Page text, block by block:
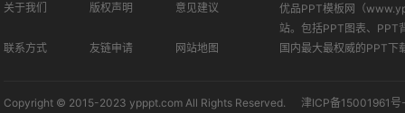
关于我们 版权声明 意见建议
联系方式 友链申请 网站地图
优品PPT模板网（
站。包括PPT图表、PPT
国内最大最权威的PPT下
Copyright © 2015-2023 ypppt.com All Rights Reserved. 津ICP备15001961号